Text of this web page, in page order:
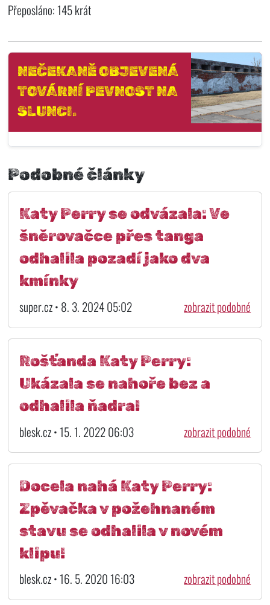
Přeposláno: 145 krát
NEČEKANĚ OBJEVENÁ
TOVÁRNÍ PEVNOST NA
SLUNCI.
Podobné články
Katy Perry se odvázala: Ve
šněrovačce přes tanga
odhalila pozadí jako dva
kmínky
super.cz • 8. 3. 2024 05:02 zobrazit podobné
Rošťanda Katy Perry:
Ukázala se nahoře bez a
odhalila ňadra!
blesk.cz • 15. 1. 2022 06:03 zobrazit podobné
Docela nahá Katy Perry:
Zpěvačka v požehnaném
stavu se odhalila v novém
klipu!
blesk.cz • 16. 5. 2020 16:03 zobrazit podobné